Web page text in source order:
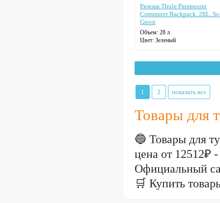
Рюкзак Thule Paramount
Commuter Backpack, 28L,
Green
Объем: 28 л
Цвет: Зеленый
1 2 показать все
Товары для
🔵 Товары для
цена от 12512₽
Официальный
🛒 Купить